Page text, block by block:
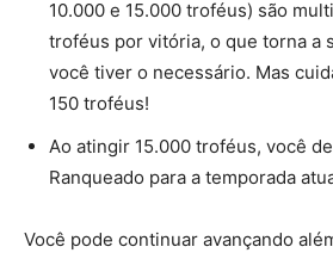
10.000 e 15.000 troféus) são
troféus por vitória, o que torna a
você tiver o necessário. Mas
150 troféus!
Ao atingir 15.000 troféus, você
Ranqueado para a temporada
Você pode continuar avançando